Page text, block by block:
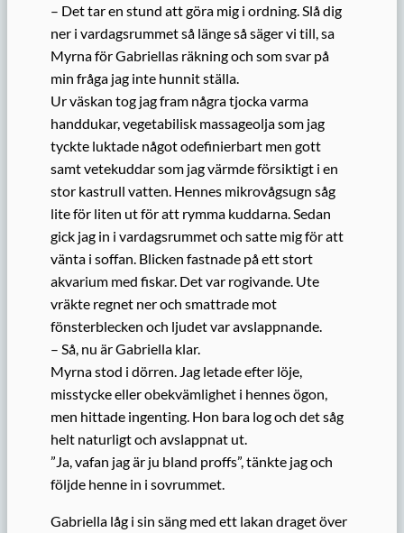
– Det tar en stund att göra mig i ordning. Slå dig
ner i vardagsrummet så länge så säger vi till, sa
Myrna för Gabriellas räkning och som svar på
min fråga jag inte hunnit ställa.
Ur väskan tog jag fram några tjocka varma
handdukar, vegetabilisk massageolja som jag
tyckte luktade något odefinierbart men gott
samt vetekuddar som jag värmde försiktigt i en
stor kastrull vatten. Hennes mikrovågsugn såg
lite för liten ut för att rymma kuddarna. Sedan
gick jag in i vardagsrummet och satte mig för att
vänta i soffan. Blicken fastnade på ett stort
akvarium med fiskar. Det var rogivande. Ute
vräkte regnet ner och smattrade mot
fönsterblecken och ljudet var avslappnande.
– Så, nu är Gabriella klar.
Myrna stod i dörren. Jag letade efter löje,
misstycke eller obekvämlighet i hennes ögon,
men hittade ingenting. Hon bara log och det såg
helt naturligt och avslappnat ut.
”Ja, vafan jag är ju bland proffs”, tänkte jag och
följde henne in i sovrummet.
Gabriella låg i sin säng med ett lakan draget över